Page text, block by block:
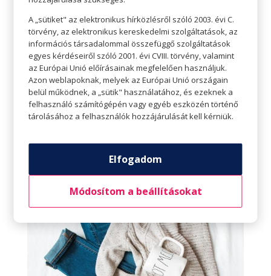
az, ami igazántéged fejez ki.
Játssz a színekkel
Ha félsz színt adni a megjelenésedhez, kezdd
egyetlen színes darabbal, és a ruhatárad többi
részét tartsd meg semlegesnek. Ahogy múlik az
idő, és merészebb leszel, kiderül, hogy melyik
ez megvan, bátran vásárolhatsz színes ruhákat is
a ruhatáradba.
A „sütiket" az elektronikus hírközlésről szóló 2003. évi C.
törvény, az elektronikus kereskedelmi szolgáltatások, az
információs társadalommal összefüggő szolgáltatások
egyes kérdéseiről szóló 2001. évi CVIII. törvény, valamint
az Európai Unió előírásainak megfelelően használjuk.
Azon weblapoknak, melyek az Európai Unió országain
belül működnek, a „sütik" használatához, és ezeknek a
felhasználó számítógépén vagy egyéb eszközén történő
tárolásához a felhasználók hozzájárulását kell kérniük.
Elfogadom
Módosítom a beállításokat